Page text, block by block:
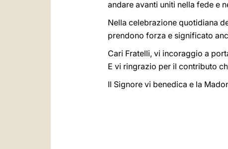
andare avanti uniti nella fede e
Nella celebrazione quotidiana
prendono forza e significato
Cari Fratelli, vi incoraggio a
E vi ringrazio per il contributo
Il Signore vi benedica e la